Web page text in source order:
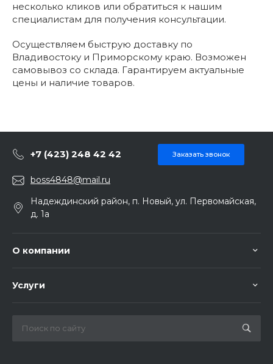
несколько кликов или обратиться к нашим
специалистам для получения консультации.
Осуществляем быструю доставку по
Владивостоку и Приморскому краю. Возможен
самовывоз со склада. Гарантируем актуальные
цены и наличие товаров.
+7 (423) 248 42 42 Заказать звонок
boss4848@mail.ru
Надеждинский район, п. Новый, ул. Первомайская,
д. 1а
О компании
Услуги